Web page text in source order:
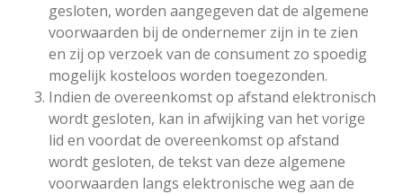
gesloten, worden aangegeven dat de algemene
voorwaarden bij de ondernemer zijn in te zien
en zij op verzoek van de consument zo spoedig
mogelijk kosteloos worden toegezonden.
Indien de overeenkomst op afstand elektronisch
wordt gesloten, kan in afwijking van het vorige
lid en voordat de overeenkomst op afstand
wordt gesloten, de tekst van deze algemene
voorwaarden langs elektronische weg aan de